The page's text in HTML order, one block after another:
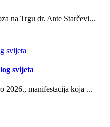
na Trgu dr. Ante Starčevi...
svijeta
2026., manifestacija koja ...